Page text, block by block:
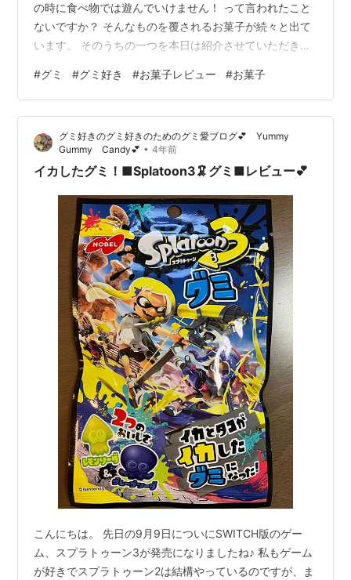
の時に食べ物では遊んでいけません！ って言われたこと
ないですか？ そんなものを覆されるお菓子が続々と出て
います。 そのうちの一つを本日は紹介させていただきま
ちらはお菓子で大人気の明治チューインガムさんの商品
です。 こちらは駄菓子コーナーやお子様向けのお菓子コ
ーナーに置かれていることが多いです。 裏面はこんな感
じ↓ グミ 裏面 1袋22ｇと少な目なのは、対象がお子様と
いうこともあると思いますが、食べきりサイズに本当に
いいサイズなんです♪…
#グミ #グミ好き #お菓子レビュー #お菓子
グミ好きのグミ好きのためのグミ愛ブログ💕 Yummy
Gummy Candy💕 • 4年前
イカしたグミ！■Splatoon3🦑グミ■レビュー💕
こんにちは。 先日の9月9日についにSWITCH版のゲー
ム、スプラトゥーン3が発売になりましたね♪ 私もゲーム
が好きでスプラトゥーン2は結構やっているのですが、ま